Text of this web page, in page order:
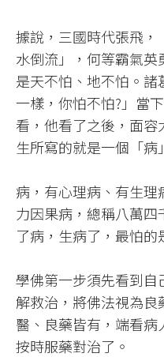
據說，三國時代張飛
水倒流」，何等霸氣
是天不怕、地不怕。
一樣，你怕不怕?」當
看，他看了之後，面
生所寫的就是一個「病
病，有心理病、有生
力因果病，總稱八萬
了病，生病了，最怕的
學佛第一步須先看到
解救治，將佛法視為良
醫、良藥皆有，端看
按時服藥對治了。​